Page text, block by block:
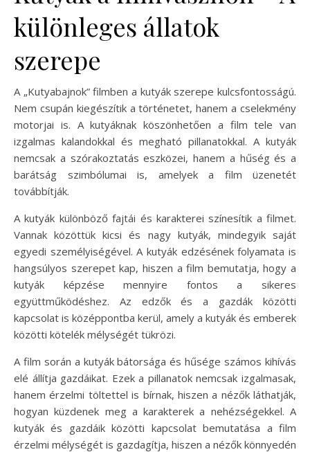
különleges állatok
szerepe
A „Kutyabajnok” filmben a kutyák szerepe kulcsfontosságú.
Nem csupán kiegészítik a történetet, hanem a cselekmény
motorjai is. A kutyáknak köszönhetően a film tele van
izgalmas kalandokkal és megható pillanatokkal. A kutyák
nemcsak a szórakoztatás eszközei, hanem a hűség és a
barátság szimbólumai is, amelyek a film üzenetét
továbbítják.
A kutyák különböző fajtái és karakterei színesítik a filmet.
Vannak közöttük kicsi és nagy kutyák, mindegyik saját
egyedi személyiségével. A kutyák edzésének folyamata is
hangsúlyos szerepet kap, hiszen a film bemutatja, hogy a
kutyák képzése mennyire fontos a sikeres
együttműködéshez. Az edzők és a gazdák közötti
kapcsolat is középpontba kerül, amely a kutyák és emberek
közötti kötelék mélységét tükrözi.
A film során a kutyák bátorsága és hűsége számos kihívás
elé állítja gazdáikat. Ezek a pillanatok nemcsak izgalmasak,
hanem érzelmi töltettel is bírnak, hiszen a nézők láthatják,
hogyan küzdenek meg a karakterek a nehézségekkel. A
kutyák és gazdáik közötti kapcsolat bemutatása a film
érzelmi mélységét is gazdagítja, hiszen a nézők könnyedén